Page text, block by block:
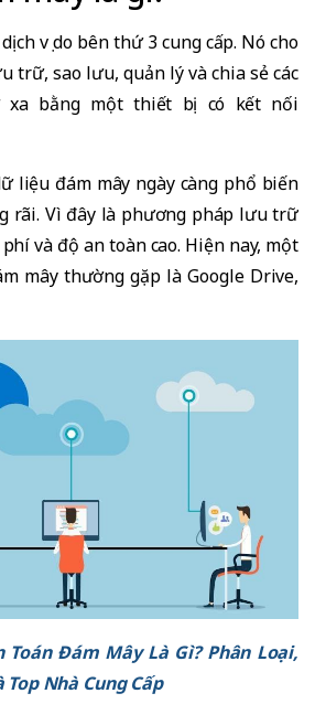
vụ do bên thứ 3 cung cấp. Nó cho
trữ, sao lưu, quản lý và chia sẻ các
bằng một thiết bị có kết nối
liệu đám mây ngày càng phổ biến
rãi. Vì đây là phương pháp lưu trữ
và độ an toàn cao. Hiện nay, một
mây thường gặp là Google Drive,
Toán Đám Mây Là Gì? Phân Loại,
Nhà Cung Cấp